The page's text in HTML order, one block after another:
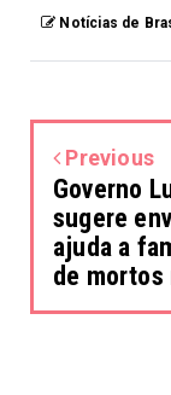
Notícias de
Previous
Governo
sugere
ajuda a
de mortos